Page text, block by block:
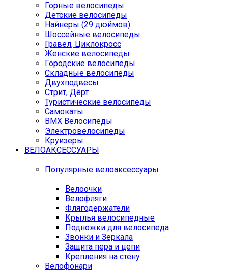
Горные велосипеды
Детские велосипеды
Найнеры (29 дюймов)
Шоссейные велосипеды
Гравел, Циклокросс
Женские велосипеды
Городcкие велосипеды
Складные велосипеды
Двухподвесы
Стрит, Дёрт
Туристические велосипеды
Самокаты
BMX Велосипеды
Электровелосипеды
Круизеры
ВЕЛОАКСЕССУАРЫ
Популярные велоаксессуары
Велоочки
Велофляги
Флягодержатели
Крылья велосипедные
Подножки для велосипеда
Звонки и Зеркала
Защита пера и цепи
Крепления на стену
Велофонари